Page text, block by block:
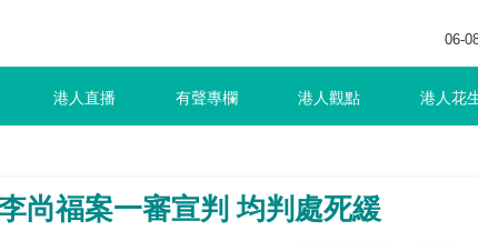
06-
港人直播 有聲專欄 港人觀點 港人花
尚福案一審宣判 均判處死緩